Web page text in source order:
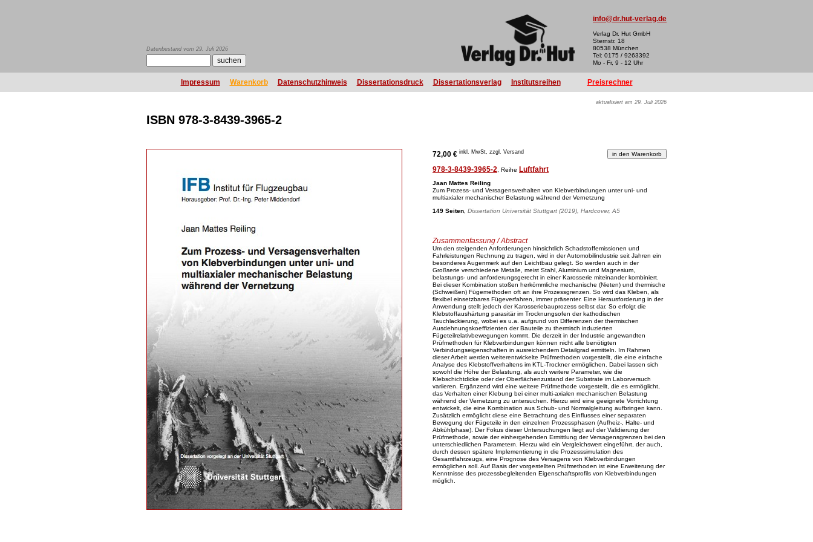
Datenbestand vom 29. Juli 2026
info@dr.hut-verlag.de
Verlag Dr. Hut GmbH
Sternstr. 18
80538 München
Tel: 0175 / 9263392
Mo - Fr, 9 - 12 Uhr
Impressum Warenkorb Datenschutzhinweis Dissertationsdruck Dissertationsverlag Institutsreihen Preisrechner
aktualisiert am 29. Juli 2026
ISBN 978-3-8439-3965-2
72,00 € inkl. MwSt, zzgl. Versand
978-3-8439-3965-2 , Reihe Luftfahrt
Jaan Mattes Reiling
Zum Prozess- und Versagensverhalten von Klebverbindungen unter uni- und
multiaxialer mechanischer Belastung während der Vernetzung
149 Seiten Dissertation Universität Stuttgart (2019), Hardcover, A5
Zusammenfassung / Abstract
Um den steigenden Anforderungen hinsichtlich Schadstoffemissionen und
Fahrleistungen Rechnung zu tragen, wird in der Automobilindustrie seit Jahren ein
besonderes Augenmerk auf den Leichtbau gelegt. So werden auch in der
Großserie verschiedene Metalle, meist Stahl, Aluminium und Magnesium,
belastungs- und anforderungsgerecht in einer Karosserie miteinander kombiniert.
Bei dieser Kombination stoßen herkömmliche mechanische (Nieten) und thermische
(Schweißen) Fügemethoden oft an ihre Prozessgrenzen. So wird das Kleben, als
flexibel einsetzbares Fügeverfahren, immer präsenter. Eine Herausforderung in der
Anwendung stellt jedoch der Karosseriebauprozess selbst dar. So erfolgt die
Klebstoffaushärtung parasitär im Trocknungsofen der kathodischen
Tauchlackierung, wobei es u.a. aufgrund von Differenzen der thermischen
Ausdehnungskoeffizienten der Bauteile zu thermisch induzierten
Fügeteilrelativbewegungen kommt. Die derzeit in der Industrie angewandten
Prüfmethoden für Klebverbindungen können nicht alle benötigten
Verbindungseigenschaften in ausreichendem Detailgrad ermitteln. Im Rahmen
dieser Arbeit werden weiterentwickelte Prüfmethoden vorgestellt, die eine einfache
Analyse des Klebstoffverhaltens im KTL-Trockner ermöglichen. Dabei lassen sich
sowohl die Höhe der Belastung, als auch weitere Parameter, wie die
Klebschichtdicke oder der Oberflächenzustand der Substrate im Laborversuch
variieren. Ergänzend wird eine weitere Prüfmethode vorgestellt, die es ermöglicht,
das Verhalten einer Klebung bei einer multi-axialen mechanischen Belastung
während der Vernetzung zu untersuchen. Hierzu wird eine geeignete Vorrichtung
entwickelt, die eine Kombination aus Schub- und Normalgleitung aufbringen kann.
Zusätzlich ermöglicht diese eine Betrachtung des Einflusses einer separaten
Bewegung der Fügeteile in den einzelnen Prozessphasen (Aufheiz-, Halte- und
Abkühlphase). Der Fokus dieser Untersuchungen liegt auf der Validierung der
Prüfmethode, sowie der einhergehenden Ermittlung der Versagensgrenzen bei den
unterschiedlichen Parametern. Hierzu wird ein Vergleichswert eingeführt, der auch,
durch dessen spätere Implementierung in die Prozesssimulation des
Gesamtfahrzeugs, eine Prognose des Versagens von Klebverbindungen
ermöglichen soll. Auf Basis der vorgestellten Prüfmethoden ist eine Erweiterung der
Kenntnisse des prozessbegleitenden Eigenschaftsprofils von Klebverbindungen
möglich.